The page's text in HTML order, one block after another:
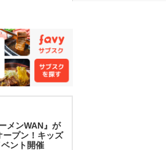
メンWAN』が
プン！キッズ
ント開催